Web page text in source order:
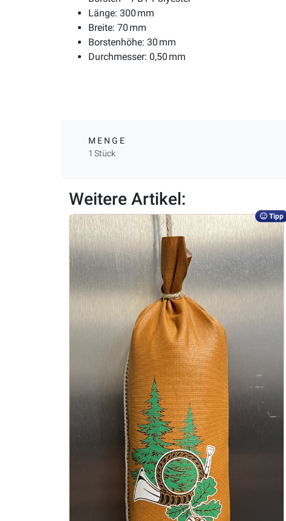
Länge: 300 mm
Breite: 70 mm
Borstenhöhe: 30 mm
Durchmesser: 0,50 mm
MENGE
1 Stück
Weitere Artikel:
Tipp